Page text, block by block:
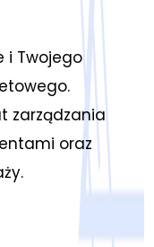
i Twojego
zarządzania
oraz